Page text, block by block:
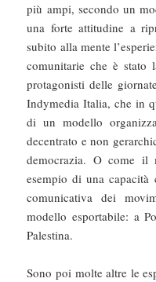
più ampi, secondo un
una forte attitudine a
subito alla mente
comunitarie che è stato
protagonisti delle
Indymedia Italia, che in
di un modello
decentrato e non
democrazia. O come il
esempio di una
comunicativa dei
modello esportabile: a
Palestina.
Sono poi molte altre le